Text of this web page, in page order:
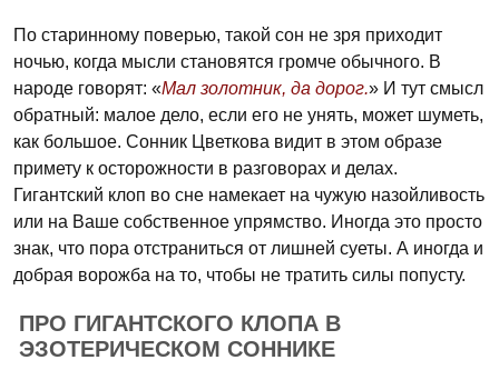
По старинному поверью, такой сон не зря приходит
ночью, когда мысли становятся громче обычного. В
народе говорят: «Мал золотник, да дорог.» И тут смысл
обратный: малое дело, если его не унять, может шуметь,
как большое. Сонник Цветкова видит в этом образе
примету к осторожности в разговорах и делах.
Гигантский клоп во сне намекает на чужую назойливость
или на Ваше собственное упрямство. Иногда это просто
знак, что пора отстраниться от лишней суеты. А иногда и
добрая ворожба на то, чтобы не тратить силы попусту.
ПРО ГИГАНТСКОГО КЛОПА В
ЭЗОТЕРИЧЕСКОМ СОННИКЕ